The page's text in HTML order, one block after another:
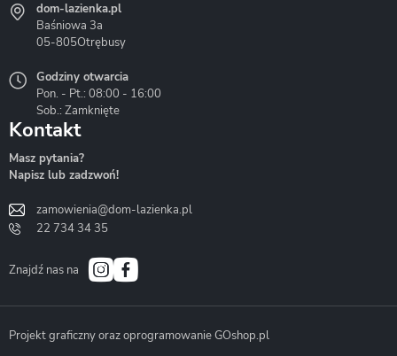
Hydrostop
Liveno
Bath&Spa
dom-lazienka.pl
Baśniowa 3a
05-805Otrębusy
Godziny otwarcia
Pon. - Pt.: 08:00 - 16:00
Sob.: Zamknięte
Kontakt
Masz pytania?
Napisz lub zadzwoń!
zamowienia@dom-lazienka.pl
22 734 34 35
Znajdź nas na
Projekt graficzny oraz oprogramowanie GOshop.pl